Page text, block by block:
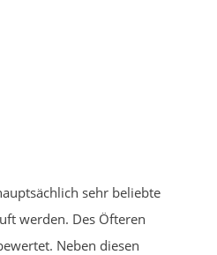
sehr beliebte
werden. Des Öfteren
Neben diesen